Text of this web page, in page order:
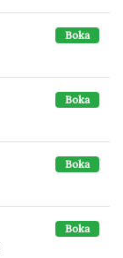
Boka
Boka
Boka
Boka